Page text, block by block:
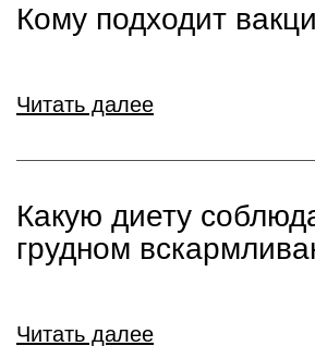
Кому подходит
Читать далее
Какую диету
грудном
Читать далее